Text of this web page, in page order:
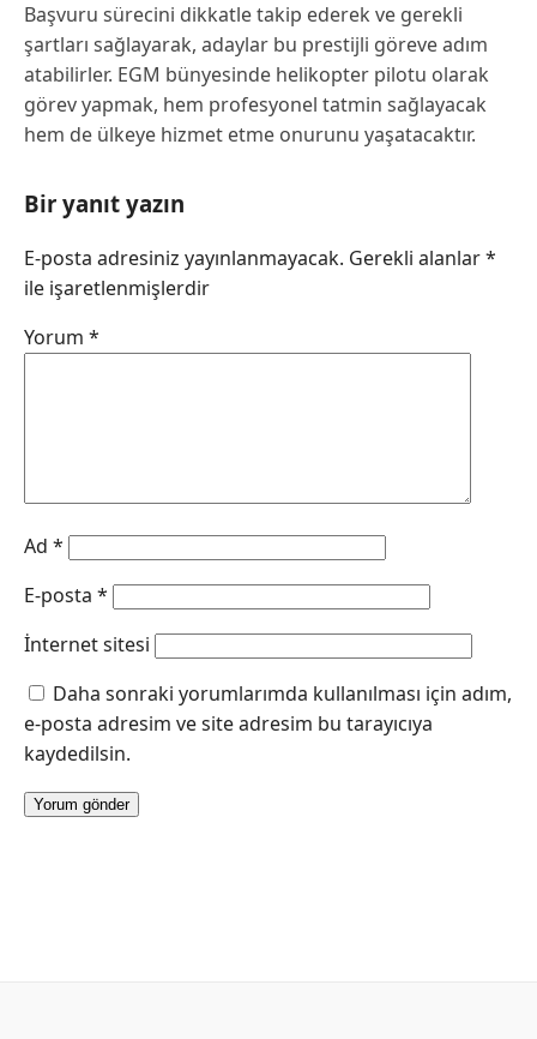
Başvuru sürecini dikkatle takip ederek ve gerekli
şartları sağlayarak, adaylar bu prestijli göreve adım
atabilirler. EGM bünyesinde helikopter pilotu olarak
görev yapmak, hem profesyonel tatmin sağlayacak
hem de ülkeye hizmet etme onurunu yaşatacaktır.
Bir yanıt yazın
E-posta adresiniz yayınlanmayacak. Gerekli alanlar*
ile işaretlenmişlerdir
Yorum *
Ad *
E-posta *
İnternet sitesi
Daha sonraki yorumlarımda kullanılması için adım,
e-posta adresim ve site adresim bu tarayıcıya
kaydedilsin.